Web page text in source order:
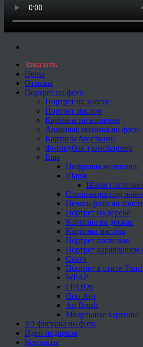
Заказать
Цены
Отзывы
Портрет по фото
Портрет на холсте
Портрет маслом
Картины по номерам
Алмазная мозаика по фото
Картины блестками
Фотокубик трансформер
Еще
Цифровая живопись
Шарж
Шарж пастелью
Стилизация под
Печать фото на
Портрет на дереве
Картины на досках
Картины маслом
Портрет пастелью
Портрет карандашом
Скетч
Портрет в стиле
WPAP
ГРАНЖ
Поп Арт
Art Brush
Модульные картины
3D фигурка по фото
Идеи подарков
Контакты